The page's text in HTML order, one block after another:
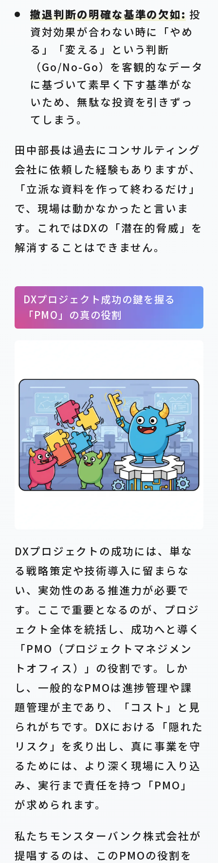
撤退判断の明確な基準の欠如: 投
資対効果が合わない時に「やめ
る」「変える」という判断
（Go/No-Go）を客観的なデータ
に基づいて素早く下す基準がな
いため、無駄な投資を引きずっ
てしまう。
田中部長は過去にコンサルティング
会社に依頼した経験もありますが、
「立派な資料を作って終わるだけ」
で、現場は動かなかったと言いま
す。これではDXの「潜在的脅威」を
解消することはできません。
DXプロジェクト成功の鍵を握る
「PMO」の真の役割
DXプロジェクトの成功には、単な
る戦略策定や技術導入に留まらな
い、実効性のある推進力が必要で
す。ここで重要となるのが、プロジ
ェクト全体を統括し、成功へと導く
「PMO（プロジェクトマネジメン
トオフィス）」の役割です。しか
し、一般的なPMOは進捗管理や課
題管理が主であり、「コスト」と見
られがちです。DXにおける「隠れた
リスク」を炙り出し、真に事業を守
るためには、より深く現場に入り込
み、実行まで責任を持つ「PMO」
が求められます。
私たちモンスターバンク株式会社が
提唱するのは、このPMOの役割を